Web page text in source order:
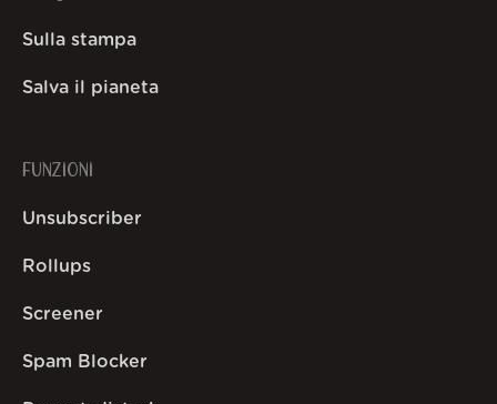
Sulla stampa
Salva il pianeta
FUNZIONI
Unsubscriber
Rollups
Screener
Spam Blocker